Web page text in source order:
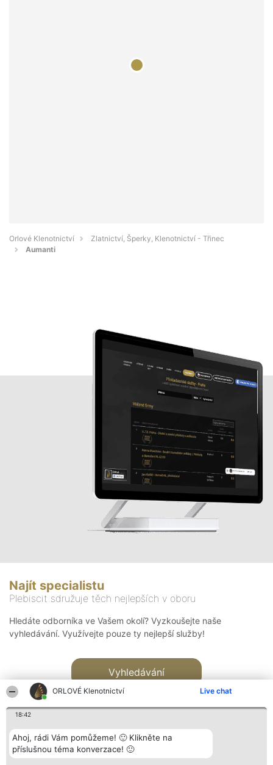
ORLOVÉ Klenotnictví Live chat
18:42
Ahoj, rádi Vám pomůžeme! 🙂 Klikněte na
příslušnou téma konverzace! 🙂
Orlové Klenotnictví
Zlatnictví, Šperky, Klenotnictví - Třinec
Aumanti
Najít specialistu
Plebiscit sdružuje těch nejlepších v oboru
Hledáte odborníka ve Vašem okolí? Vyzkoušejte naše
vyhledávání. Využívejte pouze ty nejlepší služby!
Vyhledávání